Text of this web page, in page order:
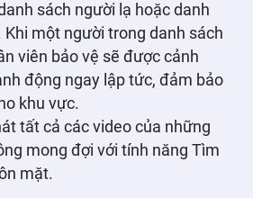
sách người lạ hoặc danh
Khi một người trong danh sách
viên bảo vệ sẽ được cảnh
động ngay lập tức, đảm bảo
khu vực.
tất cả các video của những
mong đợi với tính năng Tìm
mặt.